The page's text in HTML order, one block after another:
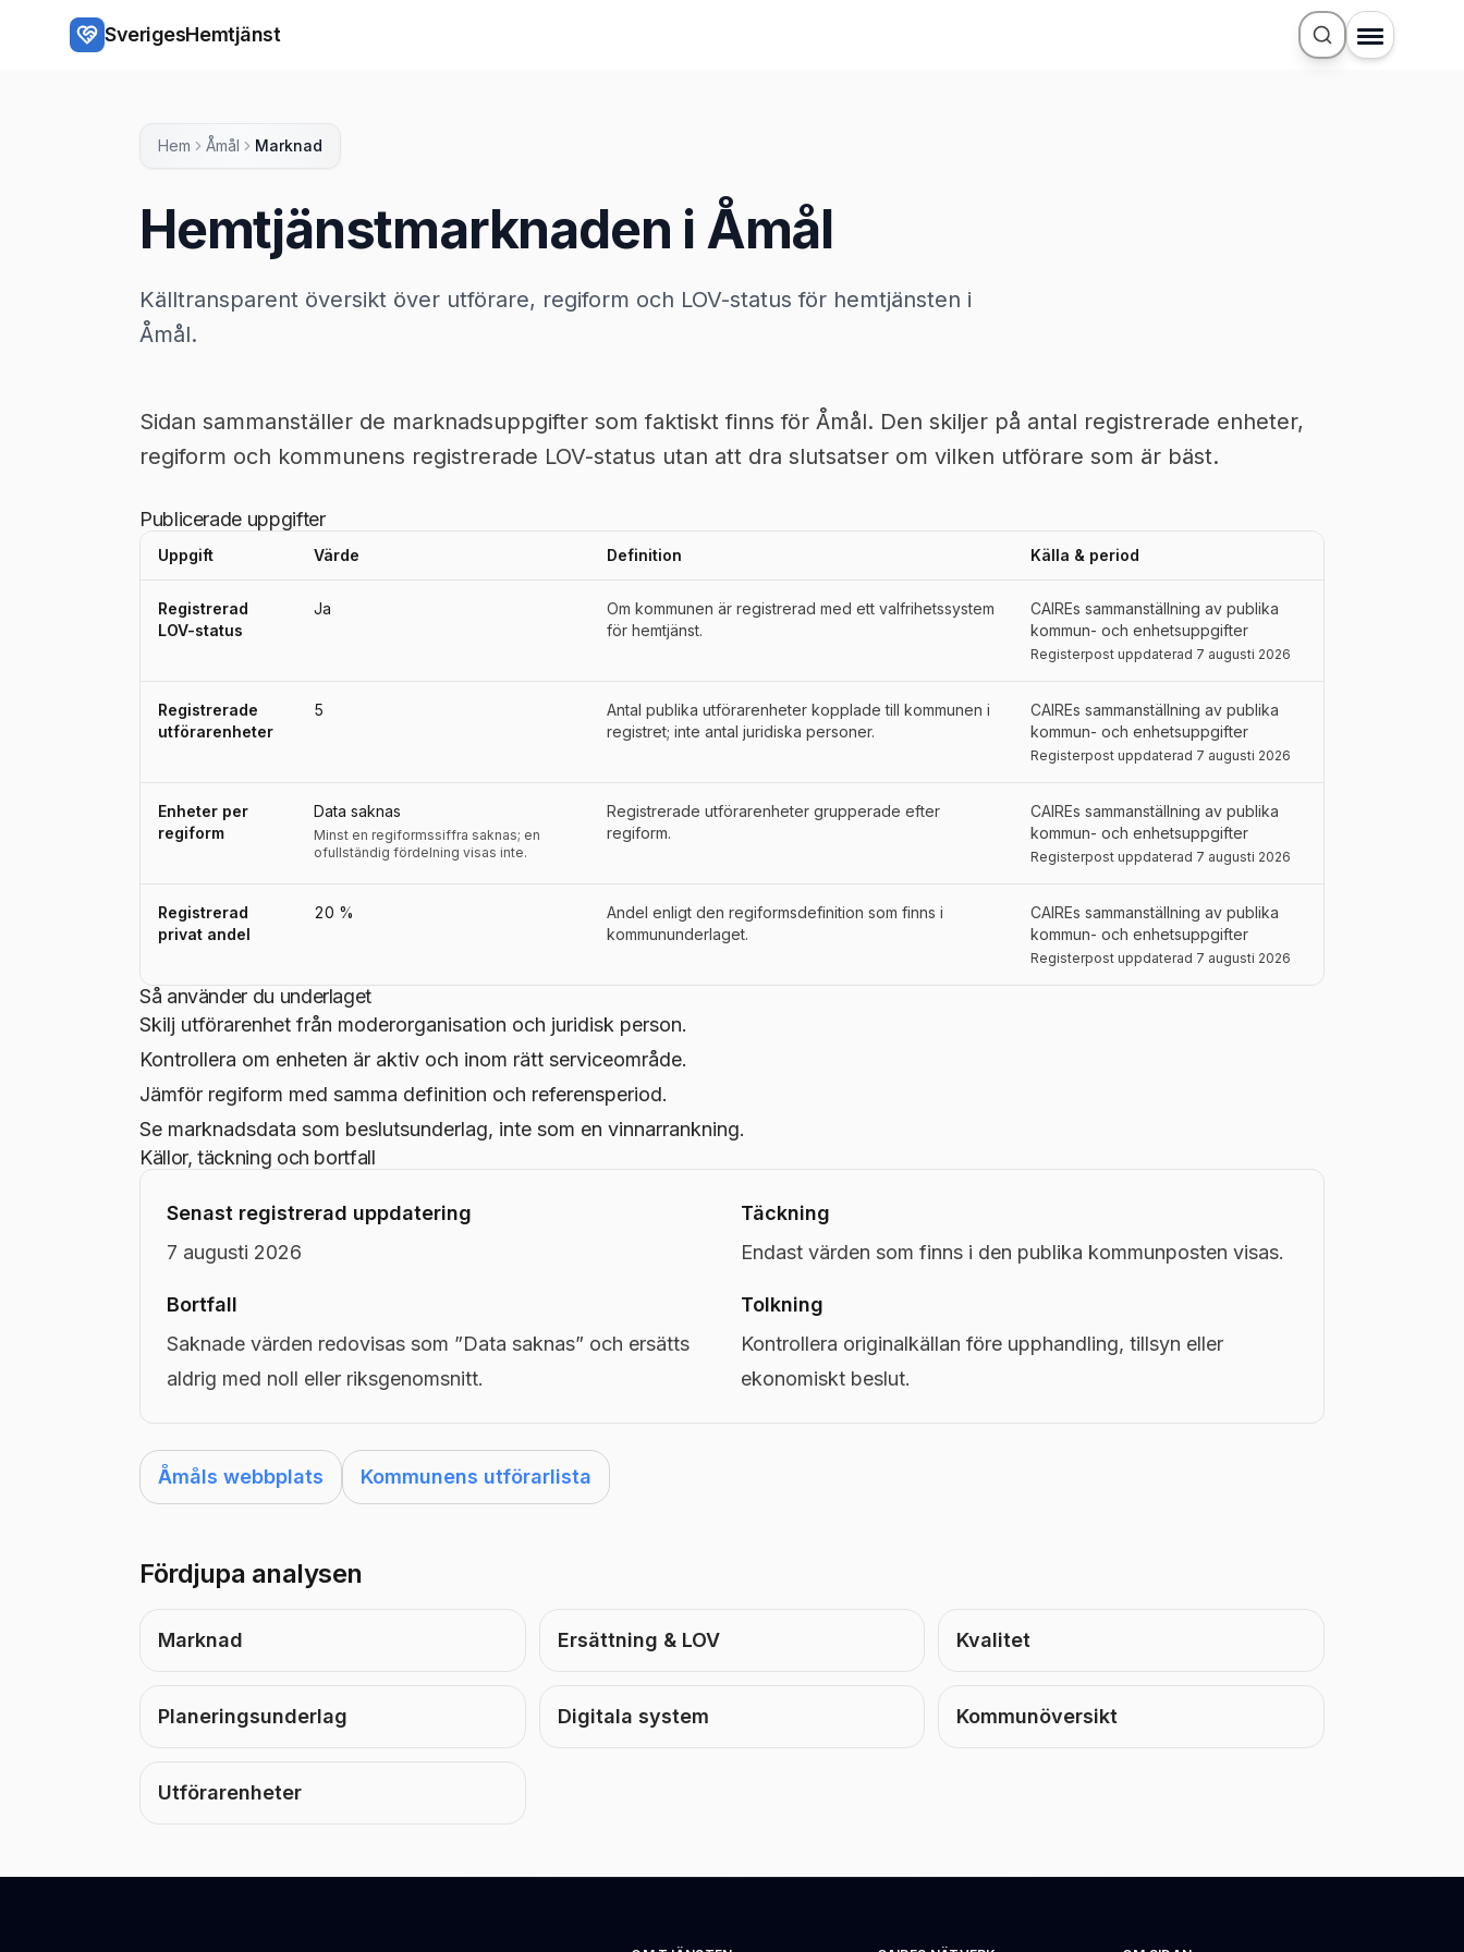
Hoppa till huvudinnehåll
SverigesHemtjänst
Hem Åmål Marknad
Hemtjänstmarknaden i Åmål
Källtransparent översikt över utförare, regiform och LOV-status för hemtjänsten i
Åmål.
Sidan sammanställer de marknadsuppgifter som faktiskt finns för Åmål. Den skiljer på antal registrerade enheter,
regiform och kommunens registrerade LOV-status utan att dra slutsatser om vilken utförare som är bäst.
Publicerade uppgifter
Uppgift Värde Definition Källa & period
Registrerad
LOV-status
Ja
Om kommunen är registrerad med ett valfrihetssystem
för hemtjänst.
CAIREs sammanställning av publika
kommun- och enhetsuppgifter
Registerpost uppdaterad 7 augusti 2026
Registrerade
utförarenheter
5
Antal publika utförarenheter kopplade till kommunen i
registret; inte antal juridiska personer.
CAIREs sammanställning av publika
kommun- och enhetsuppgifter
Registerpost uppdaterad 7 augusti 2026
Enheter per
regiform
Data saknas
Minst en regiformssiffra saknas; en
ofullständig fördelning visas inte.
Registrerade utförarenheter grupperade efter
regiform.
CAIREs sammanställning av publika
kommun- och enhetsuppgifter
Registerpost uppdaterad 7 augusti 2026
Registrerad
privat andel
20 %
Andel enligt den regiformsdefinition som finns i
kommununderlaget.
CAIREs sammanställning av publika
kommun- och enhetsuppgifter
Registerpost uppdaterad 7 augusti 2026
Så använder du underlaget
Skilj utförarenhet från moderorganisation och juridisk person.
Kontrollera om enheten är aktiv och inom rätt serviceområde.
Jämför regiform med samma definition och referensperiod.
Se marknadsdata som beslutsunderlag, inte som en vinnarrankning.
Källor, täckning och bortfall
Senast registrerad uppdatering
7 augusti 2026
Täckning
Endast värden som finns i den publika kommunposten visas.
Bortfall
Saknade värden redovisas som ”Data saknas” och ersätts
aldrig med noll eller riksgenomsnitt.
Tolkning
Kontrollera originalkällan före upphandling, tillsyn eller
ekonomiskt beslut.
Åmåls webbplats Kommunens utförarlista
Fördjupa analysen
Marknad Ersättning & LOV Kvalitet
Planeringsunderlag Digitala system Kommunöversikt
Utförarenheter